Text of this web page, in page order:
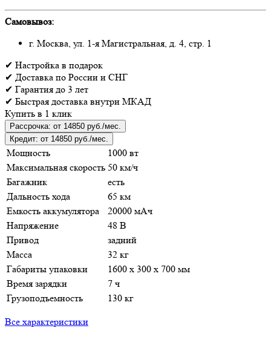
Самовывоз:
г. Москва, ул. 1-я Магистральная, д. 4, стр. 1
✔ Настройка в подарок
✔ Доставка по России и СНГ
✔ Гарантия до 3 лет
✔ Быстрая доставка внутри МКАД
Купить в 1 клик
Рассрочка: от 14850 руб./мес.
Кредит: от 14850 руб./мес.
Мощность
1000 вт
Максимальная скорость 50 км/ч
Багажник
есть
Дальность хода
65 км
Емкость аккумулятора
20000 мАч
Напряжение
48 В
Привод
задний
Масса
32 кг
Габариты упаковки
1600 х 300 х 700 мм
Время зарядки
7 ч
Грузоподъемность
130 кг
Все характеристики